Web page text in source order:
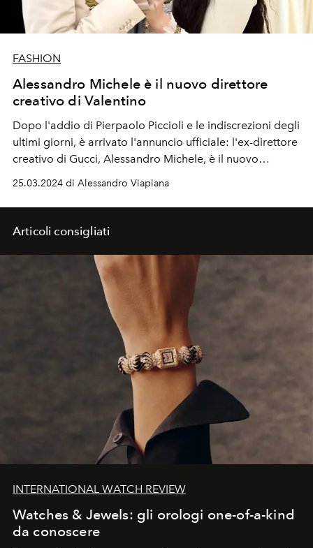
FASHION
Alessandro Michele è il nuovo direttore
creativo di Valentino
Dopo l'addio di Pierpaolo Piccioli e le indiscrezioni degli
ultimi giorni, è arrivato l'annuncio ufficiale: l'ex-direttore
creativo di Gucci, Alessandro Michele, è il nuovo
direttore creativo di Valentino. E Valentino Garavani
accoglie il designer nella maison romana da lui fondata
nel 1957.
25.03.2024 di Alessandro Viapiana
Articoli consigliati
INTERNATIONAL WATCH REVIEW
Watches & Jewels: gli orologi one-of-a-kind
da conoscere